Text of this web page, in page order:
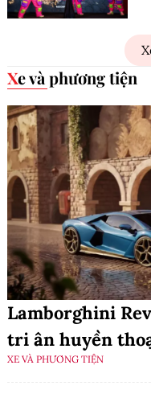
Xe và phương tiện
Lamborghini
tri ân huyền
XE VÀ PHƯƠNG TIỆN